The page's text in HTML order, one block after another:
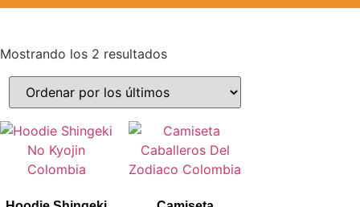
Mostrando los 2 resultados